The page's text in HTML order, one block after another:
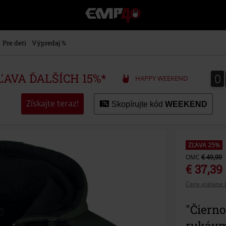
EMP
-
Hudba,
Merch
hráčov,
Alternatívna
Pre deti Výpredaj %
ĎALŠÍCH 15%* HAPPY WEEKEND 0
0
Získajte teraz! Skopírujte kód WEEKEND
ZĽAVA 25%
OMC € 49,99
€ 37,39
Ceny vrátane